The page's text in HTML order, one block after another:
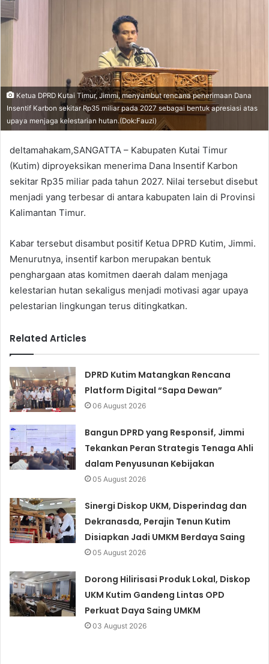
i
l
Ketua DPRD Kutai Timur, Jimmi, menyambut rencana penerimaan Dana
Insentif Karbon sekitar Rp35 miliar pada 2027 sebagai bentuk apresiasi atas
upaya menjaga kelestarian hutan.(Dok:Fauzi)
deltamahakam,SANGATTA – Kabupaten Kutai Timur
(Kutim) diproyeksikan menerima Dana Insentif Karbon
sekitar Rp35 miliar pada tahun 2027. Nilai tersebut disebut
menjadi yang terbesar di antara kabupaten lain di Provinsi
Kalimantan Timur.
Kabar tersebut disambut positif Ketua DPRD Kutim, Jimmi.
Menurutnya, insentif karbon merupakan bentuk
penghargaan atas komitmen daerah dalam menjaga
kelestarian hutan sekaligus menjadi motivasi agar upaya
pelestarian lingkungan terus ditingkatkan.
Related Articles
DPRD Kutim Matangkan Rencana
Platform Digital “Sapa Dewan”
06 August 2026
Bangun DPRD yang Responsif, Jimmi
Tekankan Peran Strategis Tenaga Ahli
dalam Penyusunan Kebijakan
05 August 2026
Sinergi Diskop UKM, Disperindag dan
Dekranasda, Perajin Tenun Kutim
Disiapkan Jadi UMKM Berdaya Saing
05 August 2026
Dorong Hilirisasi Produk Lokal, Diskop
UKM Kutim Gandeng Lintas OPD
Perkuat Daya Saing UMKM
03 August 2026